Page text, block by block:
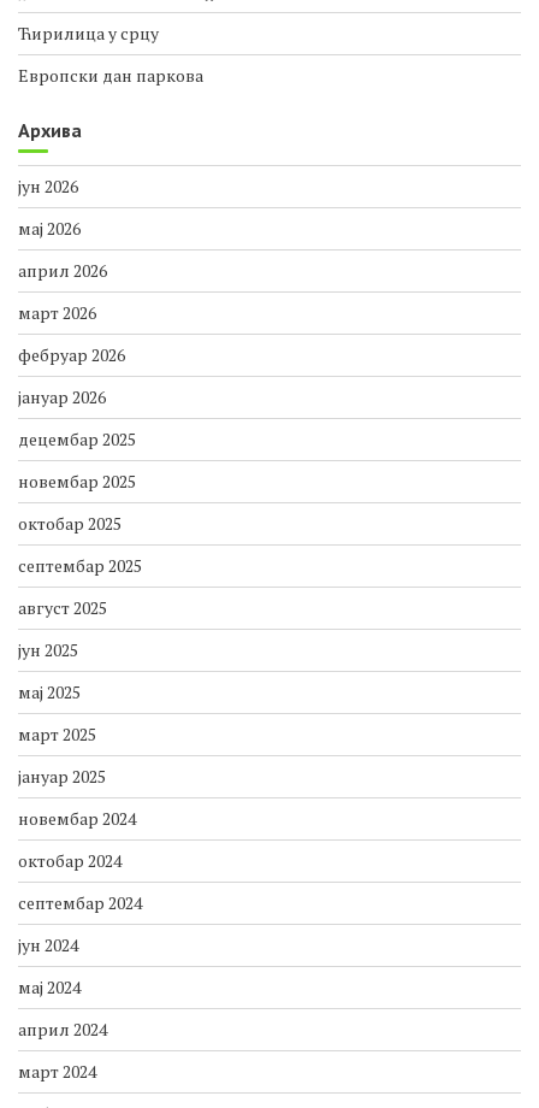
Ћирилица у срцу
Европски дан паркова
Архива
јун 2026
мај 2026
април 2026
март 2026
фебруар 2026
јануар 2026
децембар 2025
новембар 2025
октобар 2025
септембар 2025
август 2025
јун 2025
мај 2025
март 2025
јануар 2025
новембар 2024
октобар 2024
септембар 2024
јун 2024
мај 2024
април 2024
март 2024